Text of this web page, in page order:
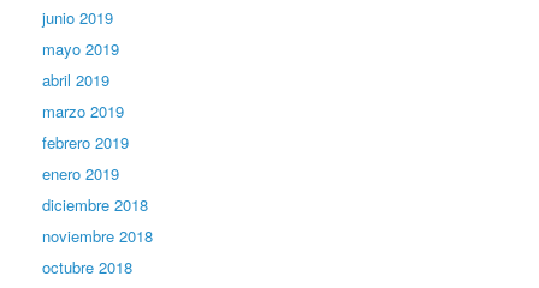
junio 2019
mayo 2019
abril 2019
marzo 2019
febrero 2019
enero 2019
diciembre 2018
noviembre 2018
octubre 2018